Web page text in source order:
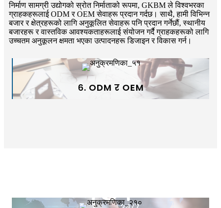
निर्माण सामग्री उद्योगको स्रोत निर्माताको रूपमा, GKBM ले विश्वभरका
ग्राहकहरूलाई ODM र OEM सेवाहरू प्रदान गर्दछ। साथै, हामी विभिन्न
बजार र क्षेत्रहरूको लागि अनुकूलित सेवाहरू पनि प्रदान गर्नेछौं, स्थानीय
बजारहरू र वास्तविक आवश्यकताहरूलाई संयोजन गर्दै ग्राहकहरूको लागि
उच्चतम अनुकूलन क्षमता भएका उत्पादनहरू डिजाइन र विकास गर्न।
६. ODM र OEM